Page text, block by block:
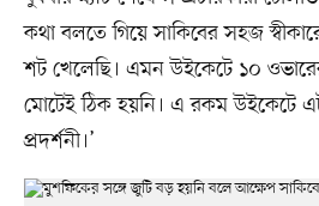
কথা বলতে গিয়ে সাকিবের সহজ
শট খেলেছি। এমন উইকেটে ১০
মোটেই ঠিক হয়নি। এ রকম উইকেটে
প্রদর্শনী।’